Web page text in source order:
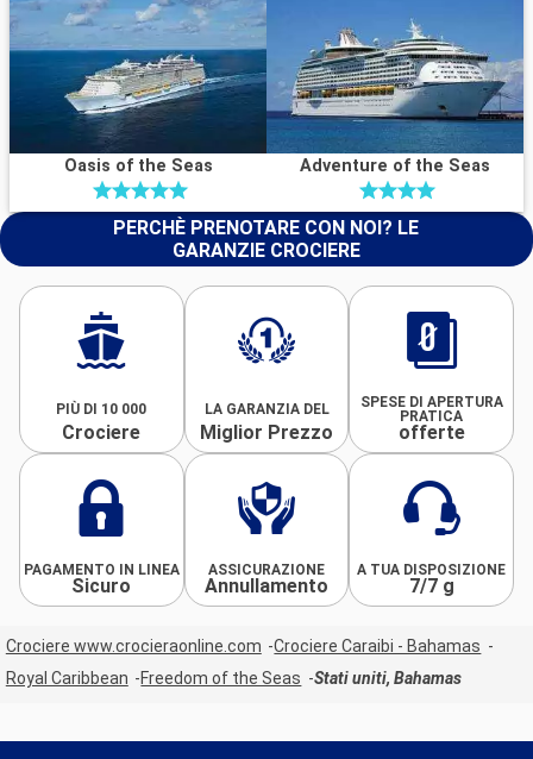
Oasis of the Seas Adventure of the Seas
PERCHÈ PRENOTARE CON NOI? LE
GARANZIE CROCIERE
PIÙ DI 10 000
Crociere
LA GARANZIA DEL
Miglior Prezzo
SPESE DI APERTURA
PRATICA
offerte
PAGAMENTO IN LINEA
Sicuro
ASSICURAZIONE
Annullamento
A TUA DISPOSIZIONE
7/7 g
Crociere www.crocieraonline.com
Crociere Caraibi - Bahamas
Royal Caribbean
Freedom of the Seas Stati uniti, Bahamas